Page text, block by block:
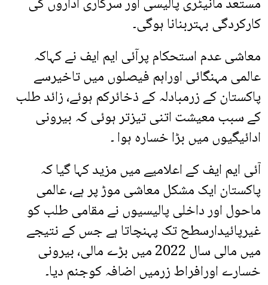
کارکردگی بہتربنانا ہوگی۔
معاشی عدم استحکام پرآئی ایم ایف نے کہاکہ
عالمی مہنگائی اوراہم فیصلوں میں تاخیرسے
پاکستان کے زرمبادلہ کے ذخائرکم ہوئے، زائد طلب
کے سبب معیشت اتنی تیزتر ہوئی کہ بیرونی
ادائیگیوں میں بڑا خسارہ ہوا ۔
آئی ایم ایف کے اعلامیے میں مزید کہا گیا کہ
پاکستان ایک مشکل معاشی موڑ پر ہے، عالمی
ماحول اور داخلی پالیسیوں نے مقامی طلب کو
غیرپائیدارسطح تک پہنچاتا ہے جس کے نتیجے
میں مالی سال 2022 میں بڑے مالی، بیرونی
خسارے اورافراط زرمیں اضافہ کوجنم دیا۔